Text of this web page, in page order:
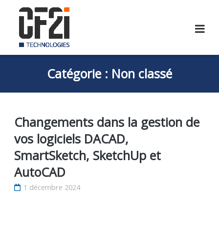
content
Catégorie : Non classé
Changements dans la gestion de
vos logiciels DACAD,
SmartSketch, SketchUp et
AutoCAD
1 décembre 2024